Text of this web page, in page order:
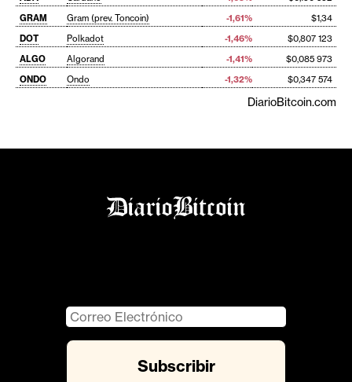
GRAM
Gram (prev. Toncoin) -1,61%
$1,34
DOT
Polkadot -1,46%
$0,807 123
ALGO
Algorand -1,41%
$0,085 973
ONDO
Ondo -1,32% $0,347 574
DiarioBitcoin.com